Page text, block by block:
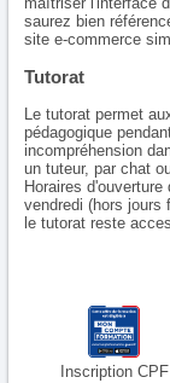
saurez bien
site e-commerce
Tutorat
Le tutorat permet
pédagogique
incompréhension
un tuteur, par chat
Horaires
vendredi (hors jours
le tutorat reste
Inscription CPF